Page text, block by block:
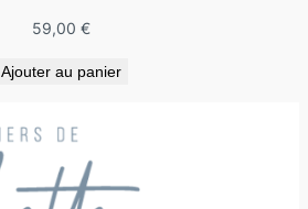
59,00 €
Ajouter au panier